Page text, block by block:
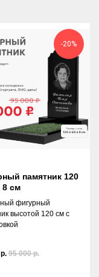
-20%
памятник 120
8 см
фигурный
высотой 120 см с
р. 95 000 р.